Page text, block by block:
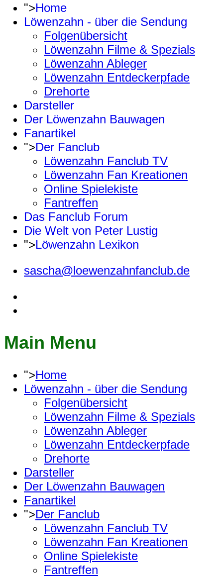
">Home
Löwenzahn - über die Sendung
Folgenübersicht
Löwenzahn Filme & Spezials
Löwenzahn Ableger
Löwenzahn Entdeckerpfade
Drehorte
Darsteller
Der Löwenzahn Bauwagen
Fanartikel
">Der Fanclub
Löwenzahn Fanclub TV
Löwenzahn Fan Kreationen
Online Spielekiste
Fantreffen
Das Fanclub Forum
Die Welt von Peter Lustig
">Löwenzahn Lexikon
sascha@loewenzahnfanclub.de
Main Menu
">Home
Löwenzahn - über die Sendung
Folgenübersicht
Löwenzahn Filme & Spezials
Löwenzahn Ableger
Löwenzahn Entdeckerpfade
Drehorte
Darsteller
Der Löwenzahn Bauwagen
Fanartikel
">Der Fanclub
Löwenzahn Fanclub TV
Löwenzahn Fan Kreationen
Online Spielekiste
Fantreffen